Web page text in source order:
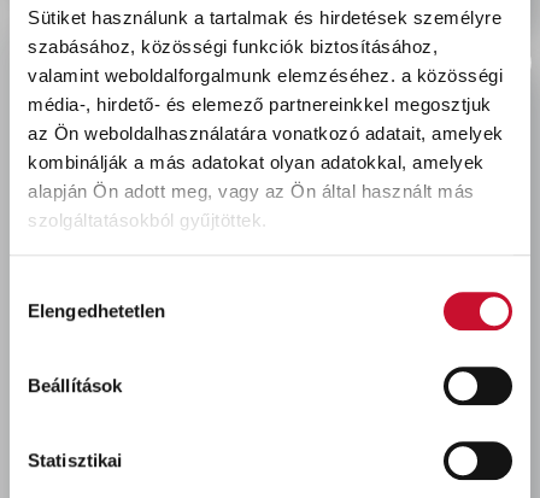
Sütiket használunk a tartalmak és hirdetések személyre
szabásához, közösségi funkciók biztosításához,
valamint weboldalforgalmunk elemzéséhez. a közösségi
média-, hirdető- és elemező partnereinkkel megosztjuk
az Ön weboldalhasználatára vonatkozó adatait, amelyek
kombinálják a más adatokat olyan adatokkal, amelyek
alapján Ön adott meg, vagy az Ön által használt más
szolgáltatásokból gyűjtöttek.
kiválasztása
Elengedhetetlen
Beállítások
Statisztikai
Utoljára megtekintett termékek
COCCOLINO
öblítőkoncentrátum 975
bruttó 1 030 Ft